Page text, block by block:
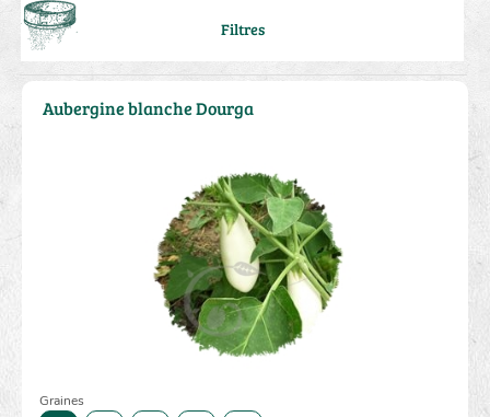
Filtres
Graines
Aubergine blanche Dourga